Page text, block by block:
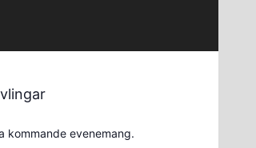
kommande evenemang.